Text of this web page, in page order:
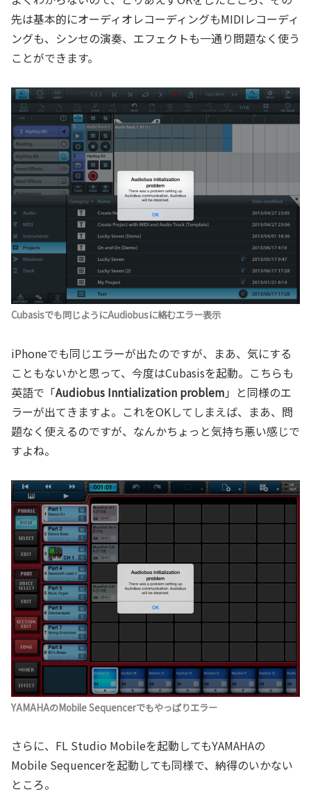
先は基本的にオーディオレコーディングもMIDIレコーディ
ングも、シンセの演奏、エフェクトも一通り問題なく使う
ことができます。
Cubasisでも同じようにAudiobusに絡むエラー表示
iPhoneでも同じエラーが出たのですが、まあ、気にする
こともないかと思って、今度はCubasisを起動。こちらも
英語で「Audiobus Inntialization problem 」と同様のエ
ラーが出てきますよ。これをOKしてしまえば、まあ、問
題なく使えるのですが、なんかちょっと気持ち悪い感じで
すよね。
YAMAHAのMobile Sequencerでもやっぱりエラー
さらに、FL Studio Mobileを起動してもYAMAHAの
Mobile Sequencerを起動しても同様で、納得のいかない
ところ。